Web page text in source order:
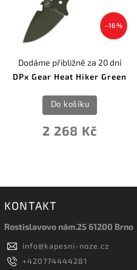
–16 %
DPx Gear Heat Hiker Green
Dodáme přibližně za 20 dní
2 268 Kč
Do košíku
KONTAKT
Rostislavovo nám.25 61200 Brno
info@kapesni-noze.cz
+420774444281